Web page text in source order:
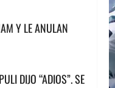
Y LE ANULAN
DIJO “ADIOS”. SE